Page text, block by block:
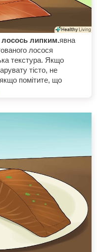
лосось липким.явна
лосося
текстура. Якщо
тісто, не
помітите, що